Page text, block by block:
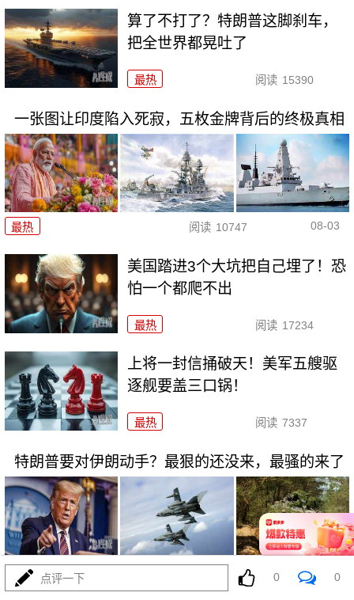
算了不打了？特朗普这脚刹车，
把全世界都晃吐了
最热 阅读 15390
一张图让印度陷入死寂，五枚金牌背后的终极真相
最热 阅读 10747 08-03
美国踏进3个大坑把自己埋了！恐
怕一个都爬不出
最热 阅读 17234
上将一封信捅破天！美军五艘驱
逐舰要盖三口锅！
最热 阅读 7337
特朗普要对伊朗动手？最狠的还没来，最骚的来了
最热
点评一下
0 0